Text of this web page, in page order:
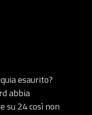
esaurito?
abbia
su 24 così non